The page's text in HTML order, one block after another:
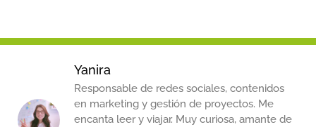
Yanira
Responsable de redes sociales, contenidos
en marketing y gestión de proyectos. Me
encanta leer y viajar. Muy curiosa, amante de